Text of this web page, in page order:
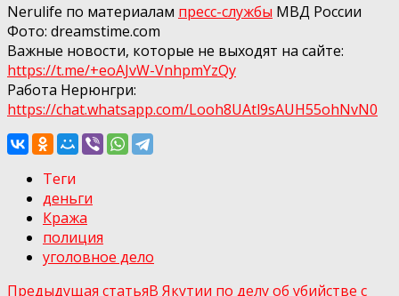
Nerulife по материалам пресс-службы МВД России
Фото: dreamstime.com
Важные новости, которые не выходят на сайте:
https://t.me/+eoAJvW-VnhpmYzQy
Работа Нерюнгри:
https://chat.whatsapp.com/Looh8UAtl9sAUH55ohNvN0
Теги
деньги
Кража
полиция
уголовное дело
Предыдущая статьяВ Якутии по делу об убийстве с